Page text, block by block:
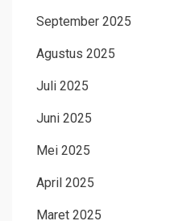
September 2025
Agustus 2025
Juli 2025
Juni 2025
Mei 2025
April 2025
Maret 2025